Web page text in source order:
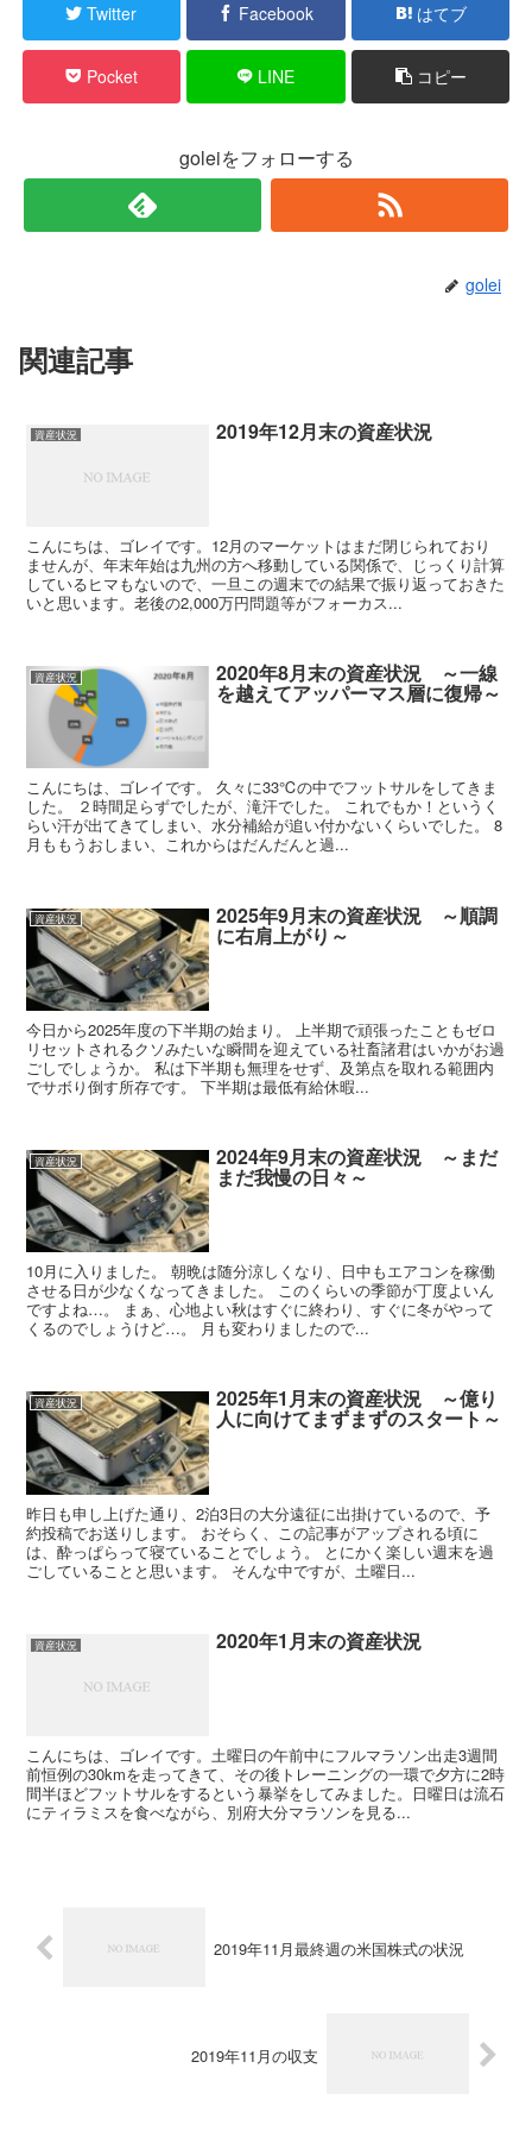
Twitter Facebook はてブ
Pocket LINE コピー
goleiをフォローする
golei
関連記事
資産状況 2019年12月末の資産状況
こんにちは、ゴレイです。12月のマーケットはまだ閉じられており
ませんが、年末年始は九州の方へ移動している関係で、じっくり計算
しているヒマもないので、一旦この週末での結果で振り返っておきた
いと思います。老後の2,000万円問題等がフォーカス...
資産状況 2020年8月末の資産状況 ～一線
を越えてアッパーマス層に復帰～
こんにちは、ゴレイです。 久々に33℃の中でフットサルをしてきま
した。 ２時間足らずでしたが、滝汗でした。 これでもか！というく
らい汗が出てきてしまい、水分補給が追い付かないくらいでした。 8
月ももうおしまい、これからはだんだんと過...
資産状況 2025年9月末の資産状況 ～順調
に右肩上がり～
今日から2025年度の下半期の始まり。 上半期で頑張ったこともゼロ
リセットされるクソみたいな瞬間を迎えている社畜諸君はいかがお過
ごしでしょうか。 私は下半期も無理をせず、及第点を取れる範囲内
でサボり倒す所存です。 下半期は最低有給休暇...
資産状況 2024年9月末の資産状況 ～まだ
まだ我慢の日々～
10月に入りました。 朝晩は随分涼しくなり、日中もエアコンを稼働
させる日が少なくなってきました。 このくらいの季節が丁度よいん
ですよね…。 まぁ、心地よい秋はすぐに終わり、すぐに冬がやって
くるのでしょうけど…。 月も変わりましたので...
資産状況 2025年1月末の資産状況 ～億り
人に向けてまずまずのスタート～
昨日も申し上げた通り、2泊3日の大分遠征に出掛けているので、予
約投稿でお送りします。 おそらく、この記事がアップされる頃に
は、酔っぱらって寝ていることでしょう。 とにかく楽しい週末を過
ごしていることと思います。 そんな中ですが、土曜日...
資産状況 2020年1月末の資産状況
こんにちは、ゴレイです。土曜日の午前中にフルマラソン出走3週間
前恒例の30kmを走ってきて、その後トレーニングの一環で夕方に2時
間半ほどフットサルをするという暴挙をしてみました。日曜日は流石
にティラミスを食べながら、別府大分マラソンを見る...
2019年11月最終週の米国株式の状況
2019年11月の収支